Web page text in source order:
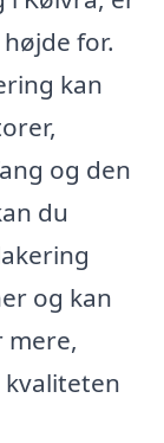
for.
kan
og den
du
og kan
mere,